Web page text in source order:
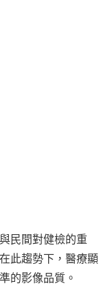
民間對健檢的重
此趨勢下，醫療顯
的影像品質。